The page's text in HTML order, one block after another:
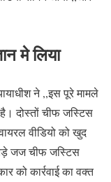
मे लिया
ने ,,इस पूरे मामले
दोस्तों चीफ जस्टिस
वीडियो को खुद
बड़े जज चीफ जस्टिस
को कार्रवाई का वक्त